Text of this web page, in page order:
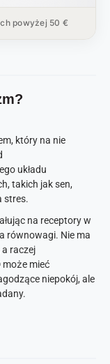
powyżej 50 €
który na nie
układu
takich jak sen,
stres.
na receptory w
równowagi. Nie ma
raczej
może mieć
niepokój, ale